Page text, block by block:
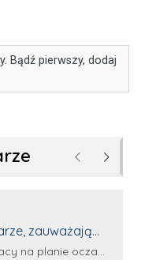
Bądź pierwszy, dodaj
Poprzednie
zauważają
wkraczają
oczami młodego filmowca